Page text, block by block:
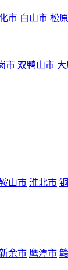
市 白山市 松
市 双鸭山市
山市 淮北市
余市 鹰潭市